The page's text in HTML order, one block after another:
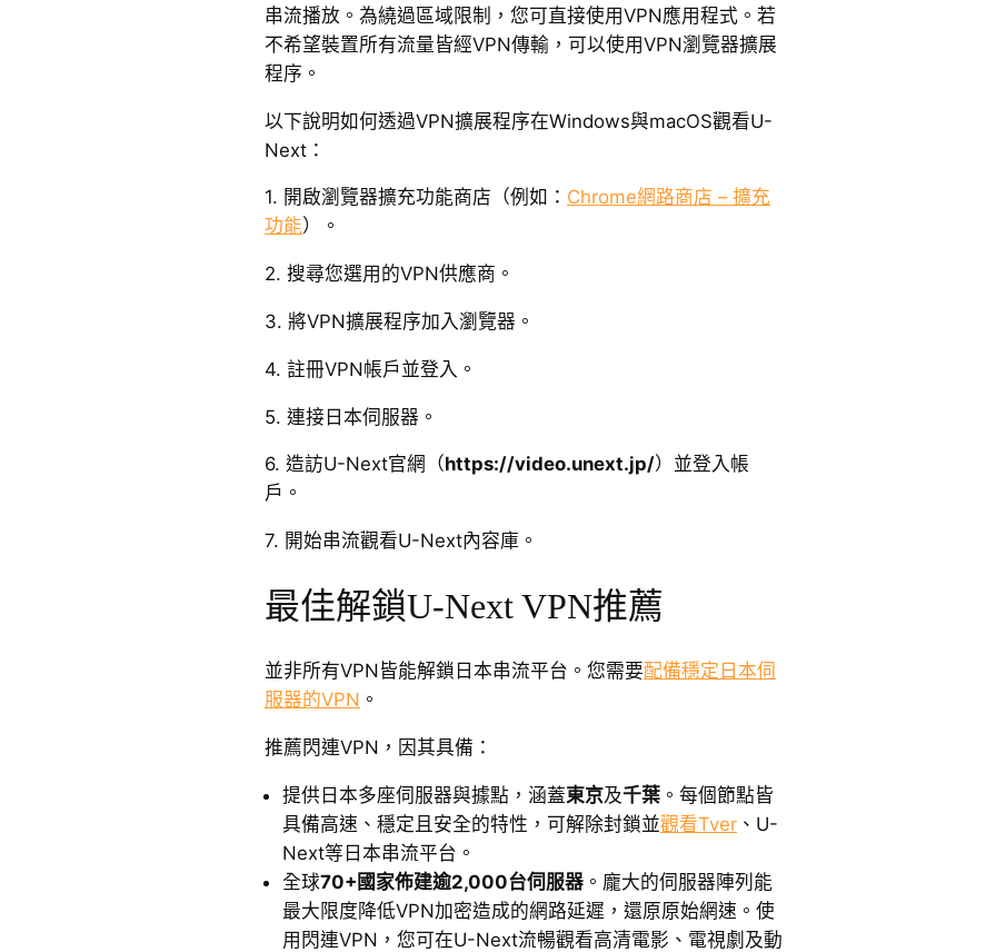
串流播放。為繞過區域限制，您可直接使用VPN應用程式。若
不希望裝置所有流量皆經VPN傳輸，可以使用VPN瀏覽器擴展
程序。
以下說明如何透過VPN擴展程序在Windows與macOS觀看U-
Next：
1. 開啟瀏覽器擴充功能商店（例如： Chrome網路商店 – 擴充
功能）。
2. 搜尋您選用的VPN供應商。
3. 將VPN擴展程序加入瀏覽器。
4. 註冊VPN帳戶並登入。
5. 連接日本伺服器。
6. 造訪U-Next官網（https://video.unext.jp/）並登入帳
戶。
7. 開始串流觀看U-Next內容庫。
最佳解鎖U-Next VPN推薦
並非所有VPN皆能解鎖日本串流平台。您需要配備穩定日本伺
服器的VPN 。
推薦閃連VPN，因其具備：
提供日本多座伺服器與據點，涵蓋東京及千葉 。每個節點皆
具備高速、穩定且安全的特性，可解除封鎖並觀看Tver 、U-
Next等日本串流平台。
全球70+國家佈建逾2,000台伺服器 。龐大的伺服器陣列能
最大限度降低VPN加密造成的網路延遲，還原原始網速。使
用閃連VPN，您可在U-Next流暢觀看高清電影、電視劇及動